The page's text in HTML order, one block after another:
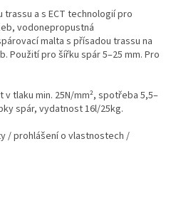
a s ECT technologií pro
vodonepropustná
malta s přísadou trassu na
Použití pro šířku spár 5–25 mm. Pro
tlaku min. 25N/mm², spotřeba 5,5–
spár, vydatnost 16l/25kg.
/ prohlášení o vlastnostech /